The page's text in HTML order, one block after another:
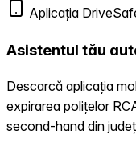
Aplicația
Asistentul tău
Descarcă aplicația
expirarea polițelor
second-hand din